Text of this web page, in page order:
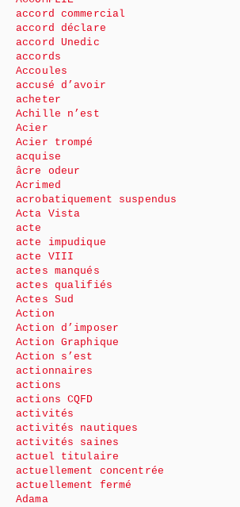
accord commercial
accord déclare
accord Unedic
accords
Accoules
accusé d’avoir
acheter
Achille n’est
Acier
Acier trompé
acquise
âcre odeur
Acrimed
acrobatiquement suspendus
Acta Vista
acte
acte impudique
acte VIII
actes manqués
actes qualifiés
Actes Sud
Action
Action d’imposer
Action Graphique
Action s’est
actionnaires
actions
actions CQFD
activités
activités nautiques
activités saines
actuel titulaire
actuellement concentrée
actuellement fermé
Adama